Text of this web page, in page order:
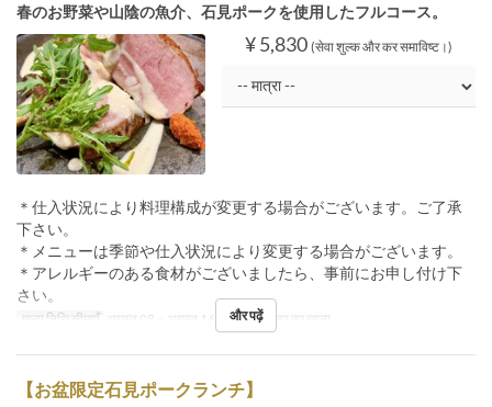
春のお野菜や山陰の魚介、石見ポークを使用したフルコース。
¥ 5,830 (सेवा शुल्क और कर समाविष्ट।)
＊仕入状況により料理構成が変更する場合がございます。ご了承
下さい。
＊メニューは季節や仕入状況により変更する場合がございます。
＊アレルギーのある食材がございましたら、事前にお申し付け下
さい。
मान्य तिथि सीमाएँ अगस्त 08 ~ अगस्त 16 भोजन दोपहर का खाना
और पढ़ें
【お盆限定石見ポークランチ】